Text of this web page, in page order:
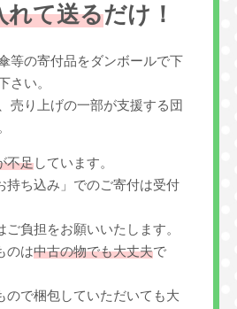
れて送るだけ！
等の寄付品をダンボールで下
さい。
売り上げの一部が支援する団
不足しています。
持ち込み」でのご寄付は受付
ご負担をお願いいたします。
のは中古の物でも大丈夫で
ので梱包していただいても大